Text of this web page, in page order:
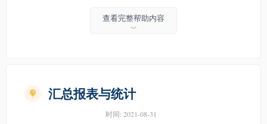
查看完整帮助内容
︾
汇总报表与统计
时间: 2021-08-31